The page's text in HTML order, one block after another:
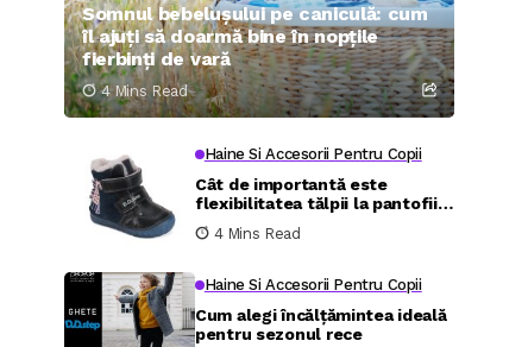
Somnul bebelușului pe caniculă: cum
îl ajuți să doarmă bine în nopțile
fierbinți de vară
4 Mins Read
Haine Si Accesorii Pentru Copii
Cât de importantă este
flexibilitatea tălpii la pantofii
pentru cei mici
4 Mins Read
Haine Si Accesorii Pentru Copii
Cum alegi încălțămintea ideală
pentru sezonul rece